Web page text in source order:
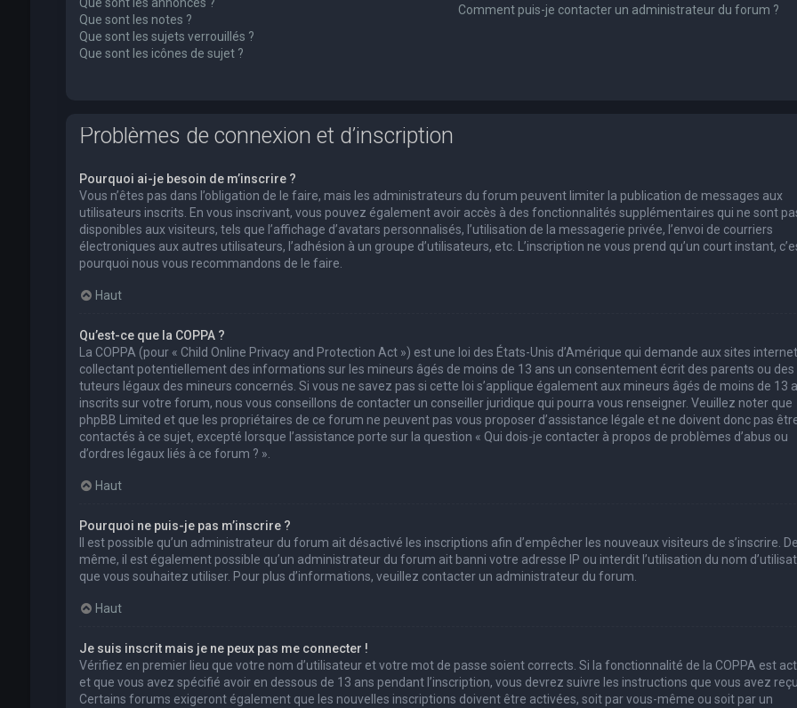
Que sont les notes ?
Que sont les sujets verrouillés ?
Que sont les icônes de sujet ?
Comment puis-je contacter un administrateur du forum ?
Problèmes de connexion et d’inscription
Pourquoi ai-je besoin de m’inscrire ?
Vous n’êtes pas dans l’obligation de le faire, mais les administrateurs du forum peuvent limiter la publication de messages aux
utilisateurs inscrits. En vous inscrivant, vous pouvez également avoir accès à des fonctionnalités supplémentaires qui ne sont
disponibles aux visiteurs, tels que l’affichage d’avatars personnalisés, l’utilisation de la messagerie privée, l’envoi de courriers
électroniques aux autres utilisateurs, l’adhésion à un groupe d’utilisateurs, etc. L’inscription ne vous prend qu’un court instant,
pourquoi nous vous recommandons de le faire.
Haut
Qu’est-ce que la COPPA ?
La COPPA (pour « Child Online Privacy and Protection Act ») est une loi des États-Unis d’Amérique qui demande aux sites internet
collectant potentiellement des informations sur les mineurs âgés de moins de 13 ans un consentement écrit des parents ou des
tuteurs légaux des mineurs concernés. Si vous ne savez pas si cette loi s’applique également aux mineurs âgés de moins de 13
inscrits sur votre forum, nous vous conseillons de contacter un conseiller juridique qui pourra vous renseigner. Veuillez noter que
phpBB Limited et que les propriétaires de ce forum ne peuvent pas vous proposer d’assistance légale et ne doivent donc pas
contactés à ce sujet, excepté lorsque l’assistance porte sur la question « Qui dois-je contacter à propos de problèmes d’abus ou
d’ordres légaux liés à ce forum ? ».
Haut
Pourquoi ne puis-je pas m’inscrire ?
Il est possible qu’un administrateur du forum ait désactivé les inscriptions afin d’empêcher les nouveaux visiteurs de s’inscrire. De
même, il est également possible qu’un administrateur du forum ait banni votre adresse IP ou interdit l’utilisation du nom
que vous souhaitez utiliser. Pour plus d’informations, veuillez contacter un administrateur du forum.
Haut
Je suis inscrit mais je ne peux pas me connecter !
Vérifiez en premier lieu que votre nom d’utilisateur et votre mot de passe soient corrects. Si la fonctionnalité de la COPPA est
et que vous avez spécifié avoir en dessous de 13 ans pendant l’inscription, vous devrez suivre les instructions que vous avez
Certains forums exigeront également que les nouvelles inscriptions doivent être activées, soit par vous-même ou soit par un